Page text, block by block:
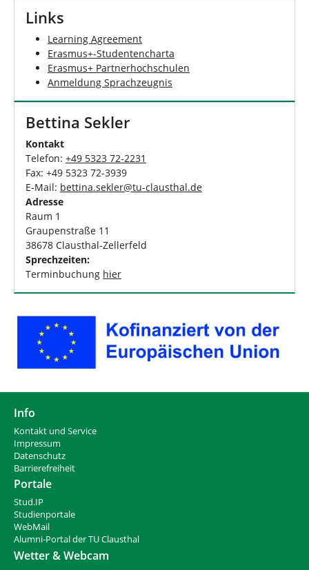
Links
Learning Agreement
Erasmus+-Studentencharta
Erasmus+ Partnerhochschulen
Anmeldung Sprachzeugnis
Bettina Sekler
Kontakt
Telefon: +49 5323 72-2231
Fax: +49 5323 72-3939
E-Mail: bettina.sekler@tu-clausthal.de
Adresse
Raum 1
Graupenstraße 11
38678 Clausthal-Zellerfeld
Sprechzeiten:
Terminbuchung hier
Info
Kontakt und Service
Impressum
Datenschutz
Barrierefreiheit
Portale
Stud.IP
Studienportale
WebMail
Alumni-Portal der TU Clausthal
Wetter & Webcam